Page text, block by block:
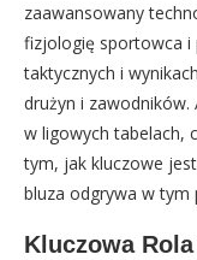
zaawansowany
fizjologię sportowca i
taktycznych i
drużyn i zawodników.
w ligowych tabelach,
tym, jak kluczowe
bluza odgrywa w tym
Kluczowa